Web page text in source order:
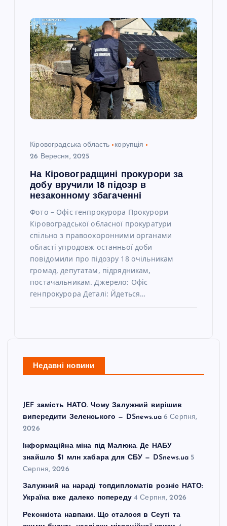
Кіровоградська область
корупція
26 Вересня, 2025
На Кіровоградщині прокурори за
добу вручили 18 підозр в
незаконному збагаченні
Фото – Офіс генпрокурора Прокурори
Кіровоградської обласної прокуратури
спільно з правоохоронними органами
області упродовж останньої доби
повідомили про підозру 18 очільникам
громад, депутатам, підрядникам,
постачальникам. Джерело: Офіс
генпрокурора Деталі: Йдеться…
Недавні новини
JEF замість НАТО. Чому Залужний вирішив
випередити Зеленського — DSnews.ua 6 Серпня,
2026
Інформаційна міна під Малюка. Де НАБУ
знайшло $1 млн хабара для СБУ — DSnews.ua 5
Серпня, 2026
Залужний на нараді топдипломатів розніс НАТО:
Україна вже далеко попереду 4 Серпня, 2026
Реконкіста навпаки. Що сталося в Сеуті та